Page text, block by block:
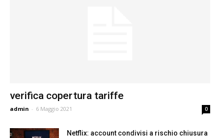
verifica copertura tariffe
admin - 6 Maggio 2021 0
Netflix: account condivisi a rischio chiusura